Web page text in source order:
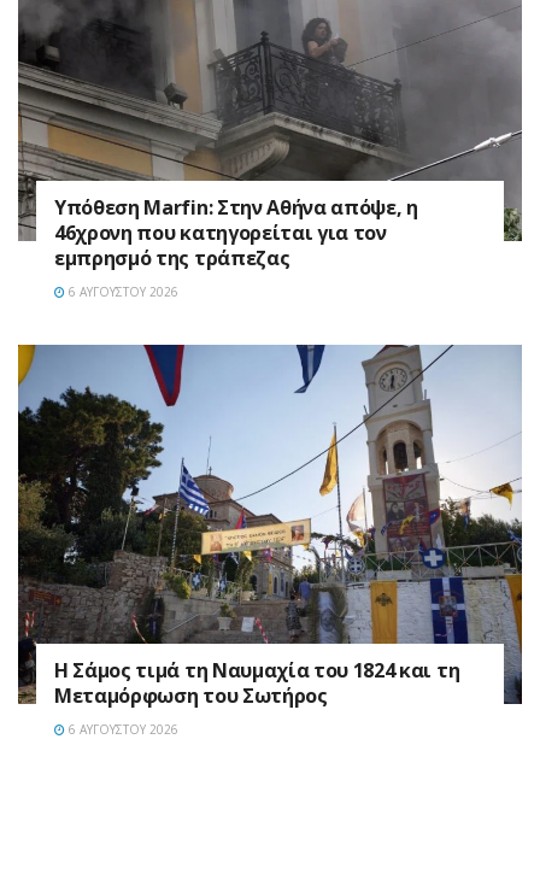
Υπόθεση Marfin: Στην Αθήνα απόψε, η
46χρονη που κατηγορείται για τον
εμπρησμό της τράπεζας
6 ΑΥΓΟΎΣΤΟΥ 2026
Η Σάμος τιμά τη Ναυμαχία του 1824 και τη
Μεταμόρφωση του Σωτήρος
6 ΑΥΓΟΎΣΤΟΥ 2026